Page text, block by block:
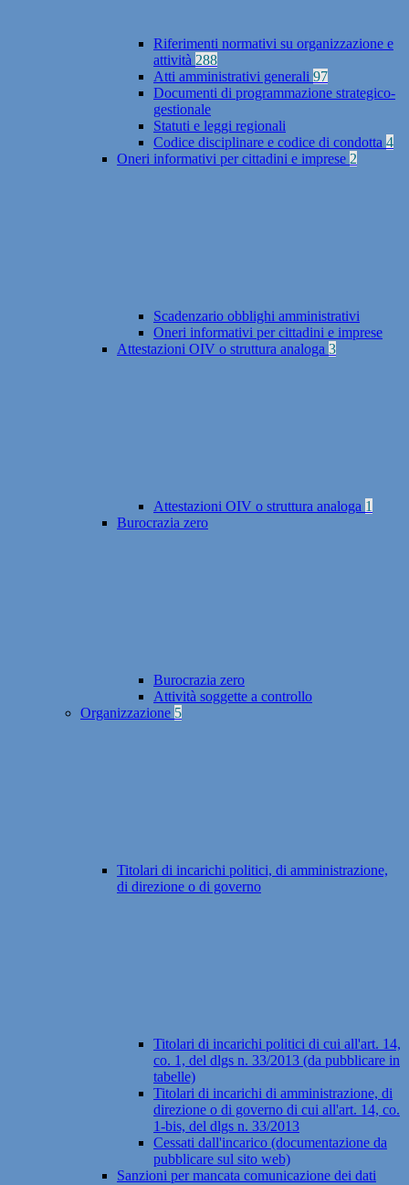
Riferimenti normativi su organizzazione e
attività 288
Atti amministrativi generali 97
Documenti di programmazione strategico-
gestionale
Statuti e leggi regionali
Codice disciplinare e codice di condotta 4
Oneri informativi per cittadini e imprese 2
Scadenzario obblighi amministrativi
Oneri informativi per cittadini e imprese
Attestazioni OIV o struttura analoga 3
Attestazioni OIV o struttura analoga 1
Burocrazia zero
Burocrazia zero
Attività soggette a controllo
Organizzazione 5
Titolari di incarichi politici, di amministrazione,
di direzione o di governo
Titolari di incarichi politici di cui all'art. 14,
co. 1, del dlgs n. 33/2013 (da pubblicare in
tabelle)
Titolari di incarichi di amministrazione, di
direzione o di governo di cui all'art. 14, co.
1-bis, del dlgs n. 33/2013
Cessati dall'incarico (documentazione da
pubblicare sul sito web)
Sanzioni per mancata comunicazione dei dati